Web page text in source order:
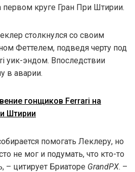
круге Гран При Штирии.
столкнулся со своим
Феттелем, подведя черту под
уик-эндом. Впоследствии
в аварии.
гонщиков Ferrari на
Штирии
помогать Леклеру, но
не мог и подумать, что кто-то
– цитирует Бриаторе GrandPX. –